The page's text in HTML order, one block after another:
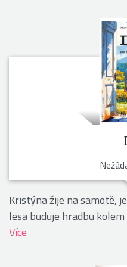
Kristýna žije na samotě,
lesa buduje hradbu kolem
Více